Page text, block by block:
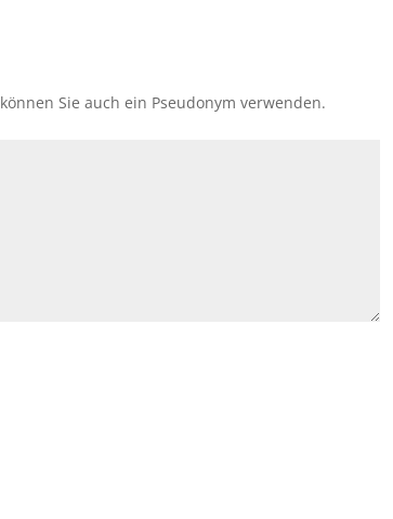
Sie auch ein Pseudonym verwenden.